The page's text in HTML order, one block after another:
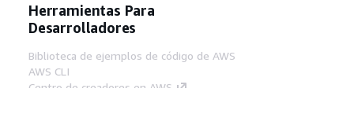
Herramientas Para
Desarrolladores
Biblioteca de ejemplos de código de AWS
AWS CLI
Centro de creadores en AWS